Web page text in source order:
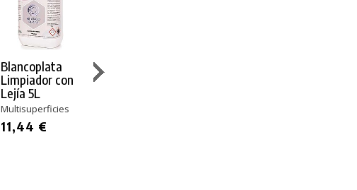
Blancoplata
Limpiador con
Lejía 5L
Multisuperficies
11,44 €
Cif Pro
Detergente